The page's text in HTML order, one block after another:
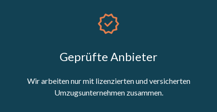
Geprüfte Anbieter
Wir arbeiten nur mit lizenzierten und versicherten
Umzugsunternehmen zusammen.